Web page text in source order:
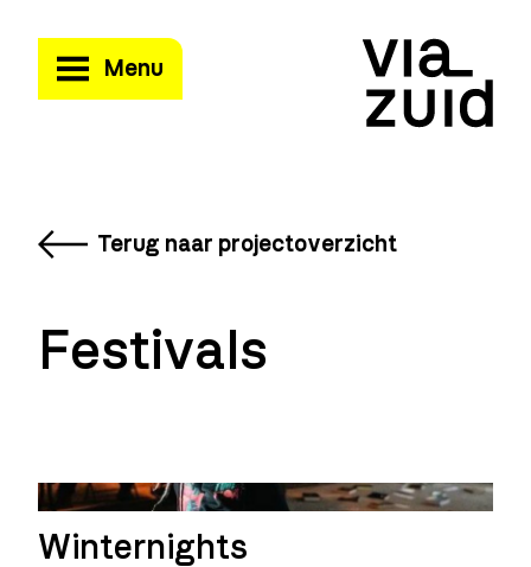
Menu
Terug naar projectoverzicht
Festivals
Winternights